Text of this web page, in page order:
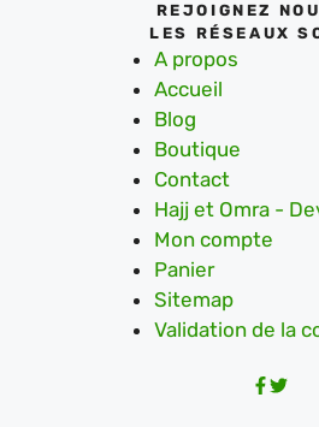
REJOIGNEZ
LES RÉSEAUX
A propos
Accueil
Blog
Boutique
Contact
Hajj et Omra -
Mon compte
Panier
Sitemap
Validation de la